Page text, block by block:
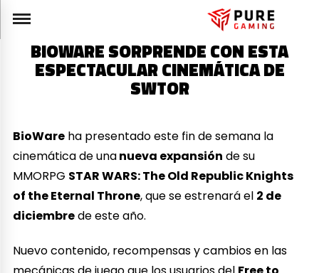
BIOWARE SORPRENDE CON ESTA
ESPECTACULAR CINEMÁTICA DE
SWTOR
BioWare ha presentado este fin de semana la
cinemática de unanueva expansión de su
MMORPG STAR WARS: The Old Republic Knights
of the Eternal Throne, que se estrenará el 2 de
diciembrede este año.
Nuevo contenido, recompensas y cambios en las